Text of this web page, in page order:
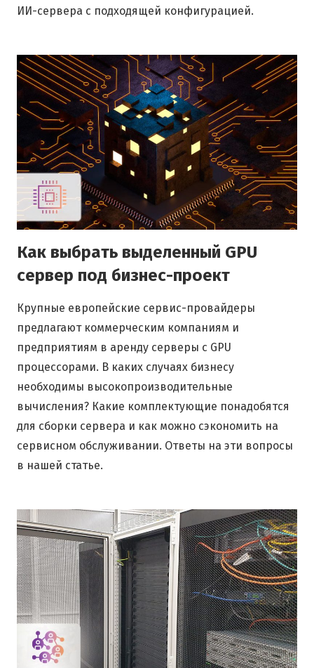
ИИ-сервера с подходящей конфигурацией.
Как выбрать выделенный GPU
сервер под бизнес-проект
Крупные европейские сервис-провайдеры
предлагают коммерческим компаниям и
предприятиям в аренду серверы с GPU
процессорами. В каких случаях бизнесу
необходимы высокопроизводительные
вычисления? Какие комплектующие понадобятся
для сборки сервера и как можно сэкономить на
сервисном обслуживании. Ответы на эти вопросы
в нашей статье.